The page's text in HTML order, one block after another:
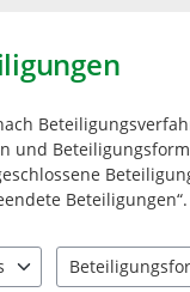
und
Beteiligungen“.